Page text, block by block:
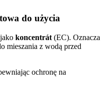
do użycia
koncentrát (EC). Oznacza
mieszania z wodą przed
ochronę na